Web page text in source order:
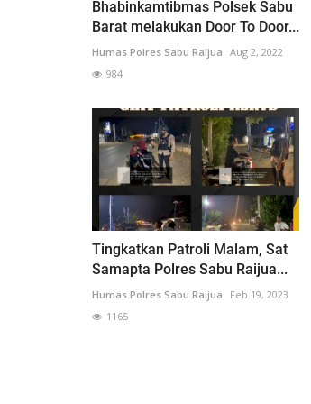
Bhabinkamtibmas Polsek Sabu
Barat melakukan Door To Door...
Humas Polres Sabu Raijua Aug 2, 2022
984
Tingkatkan Patroli Malam, Sat
Samapta Polres Sabu Raijua...
Humas Polres Sabu Raijua
Feb 19, 2023
1165